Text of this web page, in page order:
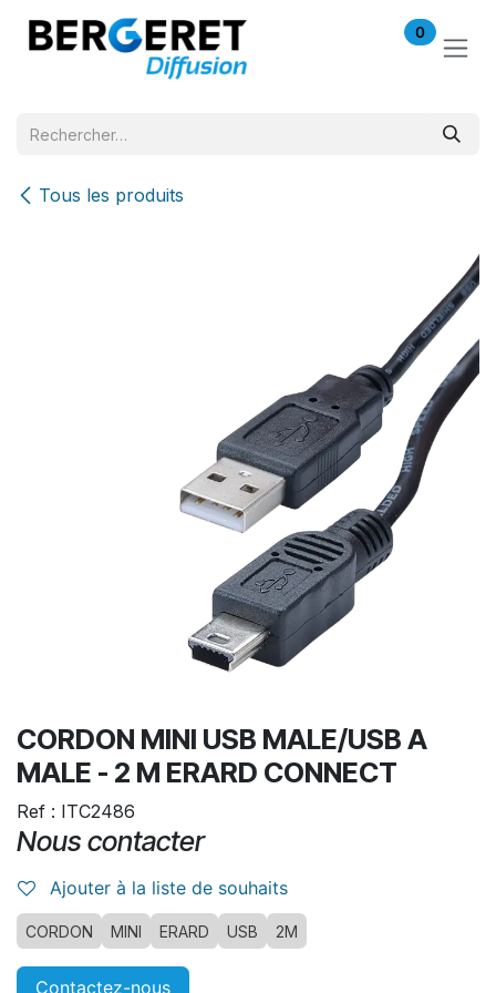
Se rendre au contenu
0
Tous les produits
CORDON MINI USB MALE/USB A
MALE - 2 M ERARD CONNECT
Ref : ITC2486
Nous contacter
Ajouter à la liste de souhaits
CORDON MINI ERARD USB 2M
Contactez-nous